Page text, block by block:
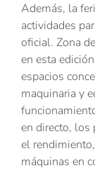
Además, la
actividades
oficial. Zona
en esta
espacios
maquinaria y
en directo, los
el
máquinas en